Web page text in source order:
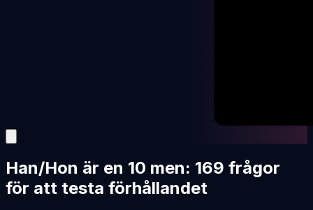
Han/Hon är en 10 men: 169 frågor
för att testa förhållandet